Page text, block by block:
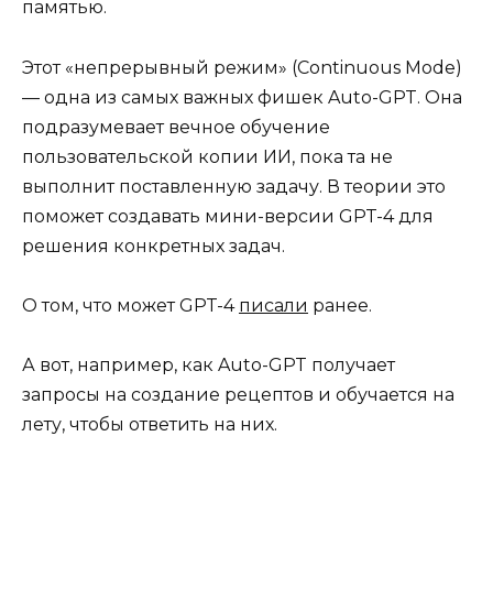
памятью.
Этот «непрерывный режим» (Continuous Mode)
— одна из самых важных фишек Auto-GPT. Она
подразумевает вечное обучение
пользовательской копии ИИ, пока та не
выполнит поставленную задачу. В теории это
поможет создавать мини-версии GPT-4 для
решения конкретных задач.
О том, что может GPT-4 писали ранее.
А вот, например, как Auto-GPT получает
запросы на создание рецептов и обучается на
лету, чтобы ответить на них.